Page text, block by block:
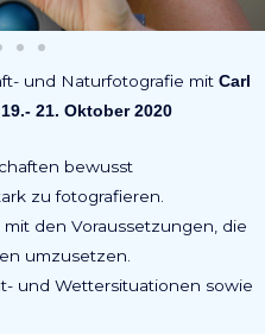
und Naturfotografie mit Carl
19.- 21. Oktober 2020
bewusst
zu fotografieren.
den Voraussetzungen, die
umzusetzen.
und Wettersituationen sowie